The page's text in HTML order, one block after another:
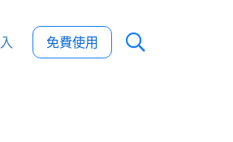
免費使用